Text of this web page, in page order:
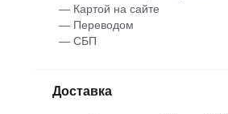
— Картой на сайте
— Переводом
— СБП
Доставка